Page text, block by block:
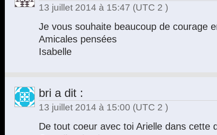
13 juillet 2014 à 15:47 (UTC 2 )
Je vous souhaite beaucoup de courage
Amicales pensées
Isabelle
bri a dit :
13 juillet 2014 à 15:00 (UTC 2 )
De tout coeur avec toi Arielle dans cette